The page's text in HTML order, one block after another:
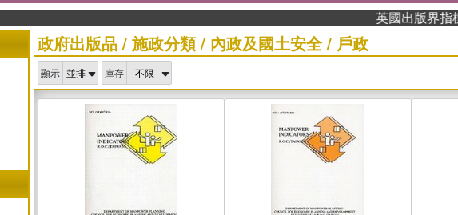
英國出版界指標大獎
政府出版品/ 施政分類/ 內政及國土安全/ 戶政
顯示 庫存